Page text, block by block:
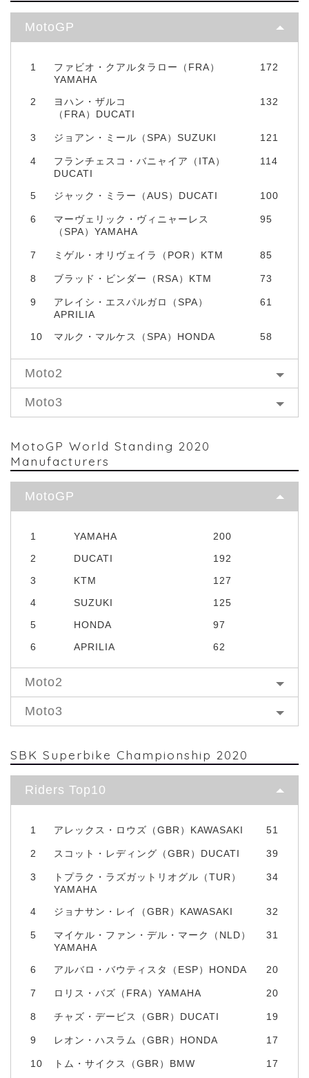
MotoGP
1
ファビオ・クアルタラロー（FRA）
YAMAHA
172
2
ヨハン・ザルコ
（FRA）DUCATI
132
3 ジョアン・ミール（SPA）SUZUKI 121
4
フランチェスコ・バニャイア（ITA）
DUCATI
114
5 ジャック・ミラー（AUS）DUCATI 100
6
マーヴェリック・ヴィニャーレス
（SPA）YAMAHA
95
7 ミゲル・オリヴェイラ（POR）KTM 85
8 ブラッド・ビンダー（RSA）KTM 73
9
アレイシ・エスパルガロ（SPA）
APRILIA
61
10 マルク・マルケス（SPA）HONDA 58
Moto2
Moto3
MotoGP World Standing 2020
Manufacturers
MotoGP
1 YAMAHA
200
2
DUCATI
192
3
KTM
127
4
SUZUKI
125
5
HONDA
97
6
APRILIA 62
Moto2
Moto3
SBK Superbike Championship 2020
Riders Top10
1 アレックス・ロウズ（GBR）KAWASAKI 51
2 スコット・レディング（GBR）DUCATI 39
3
トプラク・ラズガットリオグル（TUR）
YAMAHA
34
4 ジョナサン・レイ（GBR）KAWASAKI 32
5
マイケル・ファン・デル・マーク（NLD）
YAMAHA
31
6 アルバロ・バウティスタ（ESP）HONDA 20
7 ロリス・バズ（FRA）YAMAHA 20
8 チャズ・デービス（GBR）DUCATI 19
9 レオン・ハスラム（GBR）HONDA 17
10 トム・サイクス（GBR）BMW 17